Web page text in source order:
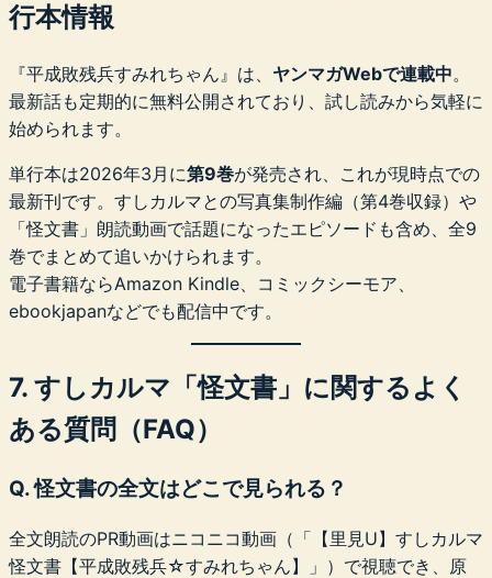
行本情報
『平成敗残兵すみれちゃん』は、 ヤンマガWebで連載中。
最新話も定期的に無料公開されており、試し読みから気軽に
始められます。
単行本は2026年3月に第9巻が発売され、これが現時点での
最新刊です。すしカルマとの写真集制作編（第4巻収録）や
「怪文書」朗読動画で話題になったエピソードも含め、全9
巻でまとめて追いかけられます。
電子書籍ならAmazon Kindle、コミックシーモア、
ebookjapanなどでも配信中です。
7. すしカルマ「怪文書」に関するよく
ある質問（FAQ）
Q. 怪文書の全文はどこで見られる？
全文朗読のPR動画はニコニコ動画（「【里見U】すしカルマ
怪文書【平成敗残兵☆すみれちゃん】」）で視聴でき、原